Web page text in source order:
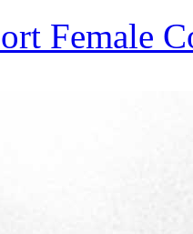
Female